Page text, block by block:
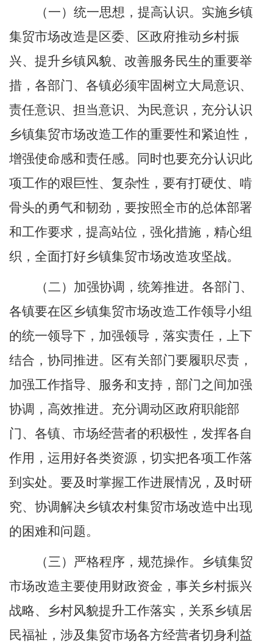
（一）统一思想，提高认识。 实施乡镇
集贸市场改造是区委、 区政府推动乡村振
兴、提升乡镇风貌、改善服务民生的重要举
措，各部门、各镇必须牢固树立大局意识、
责任意识、担当意识、为民意识，充分认识
乡镇集贸市场改造工作的重要性和紧迫性，
增强使命感和责任感。同时也要充分认识此
项工作的艰巨性、复杂性，要有打硬仗、啃
骨头的勇气和韧劲，要按照全市的总体部署
和工作要求，提高站位，强化措施，精心组
织，全面打好乡镇集贸市场改造攻坚战。
（二）加强协调，统筹推进。 各部门、
各镇要在区乡镇集贸市场改造工作领导小组
的统一领导下，加强领导，落实责任，上下
结合，协同推进。
区有关部门要履职尽责，
加强工作指导、服务和支持，部门之间加强
协调，高效推进。充分调动区政府职能部
门、 各镇、市场经营者的积极性，发挥各自
作用，运用好各类资源，切实把各项工作落
到实处。要及时掌握工作进展情况，及时研
究、协调解决乡镇农村集贸市场改造中出现
的困难和问题。
（三）严格程序，规范操作。
乡镇集贸
市场改造主要使用财政资金，事关乡村振兴
战略、乡村风貌提升工作落实，关系乡镇居
民福祉 ， 涉及集贸市场各方经营者切身利益